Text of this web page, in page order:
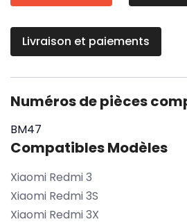
Livraison et paiements
Numéros de pièces
BM47
Compatibles Modèles
Xiaomi Redmi 3
Xiaomi Redmi 3S
Xiaomi Redmi 3X